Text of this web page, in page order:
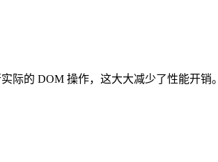
际的 DOM 操作，这大大减少了性能开销。